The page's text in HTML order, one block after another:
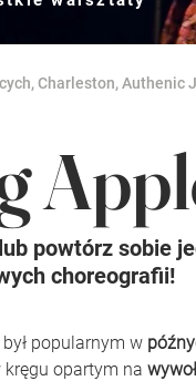
Charleston, Authenic
powtórz sobie
choreografii!
był popularnym w
opartym na